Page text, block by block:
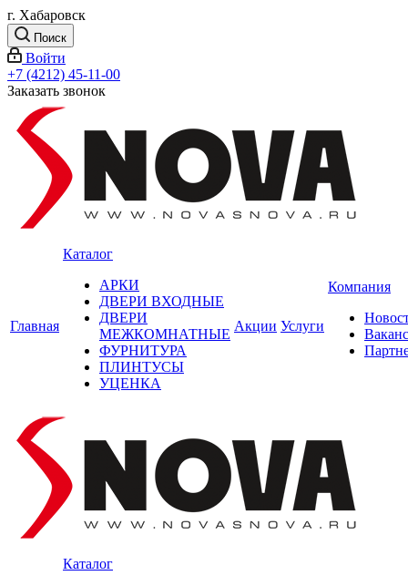
г. Хабаровск
Поиск
Войти
+7 (4212) 45-11-00
Заказать звонок
Главная
Каталог
АРКИ
ДВЕРИ ВХОДНЫЕ
ДВЕРИ
МЕЖКОМНАТНЫЕ
ФУРНИТУРА
ПЛИНТУСЫ
УЦЕНКА
Акции Услуги
Компания
Каталог